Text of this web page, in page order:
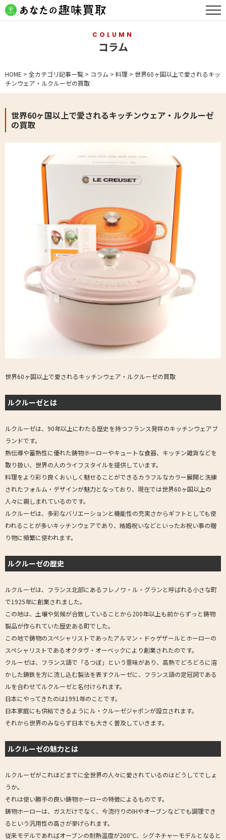
COLUMN
コラム
HOME > 全カテゴリ記事一覧 > コラム > 料理 > 世界60ヶ国以上で愛されるキッ
チンウェア・ルクルーゼの買取
世界60ヶ国以上で愛されるキッチンウェア・ルクルーゼ
の買取
世界60ヶ国以上で愛されるキッチンウェア・ルクルーゼの買取
ルクルーゼとは
ルクルーゼは、90年以上にわたる歴史を持つフランス発祥のキッチンウェアブ
ランドです。
熱伝導や蓄熱性に優れた鋳物ホーローやキュートな食器、キッチン雑貨などを
取り扱い、世界の人のライフスタイルを提供しています。
料理をより彩り良くおいしく魅せることができるカラフルなカラー展開と洗練
されたフォルム・デザインが魅力となっており、現在では世界60ヶ国以上の
人々に親しまれているのです。
ルクルーゼは、多彩なバリエーションと機能性の充実さからギフトとしても使
われることが多いキッチンウェアであり、結婚祝いなどといったお祝い事の贈
り物に頻繁に使われます。
ルクルーゼの歴史
ルクルーゼは、フランス北部にあるフレノワ・ル・グランと呼ばれる小さな町
で1925年に創業されました。
この地は、土壌や気候が合致していることから200年以上も前からずっと鋳物
製品が作られていた歴史ある町でした。
この地で鋳物のスペシャリストであったアルマン・ドゥゲザールとホーローの
スペシャリストであるオクタヴ・オーベックにより創業されたのです。
クルーゼは、フランス語で「るつぼ」という意味があり、高熱でどろどろに溶
かした鋳鉄を方に流し込む製法を表すクルーゼに、フランス語の定冠詞である
ルを合わせてルクルーゼと名付けられます。
日本にやってきたのは1991年のことです。
日本家庭にも供給できるようにル・クルーゼジャポンが設立されます。
それから世界のみならず日本でも大きく普及していきます。
ルクルーゼの魅力とは
ルクルーゼがこれほどまでに全世界の人々に愛されているのはどうしてでしょ
うか。
それは使い勝手の良い鋳物ホーローの特徴によるものです。
鋳物ホーローは、ガスだけでなく、今流行りのIHやオーブンなどでも調理でき
るという汎用性の高さが挙げられます。
従来モデルであればオーブンの耐熱温度が200℃、シグネチャーモデルとなると